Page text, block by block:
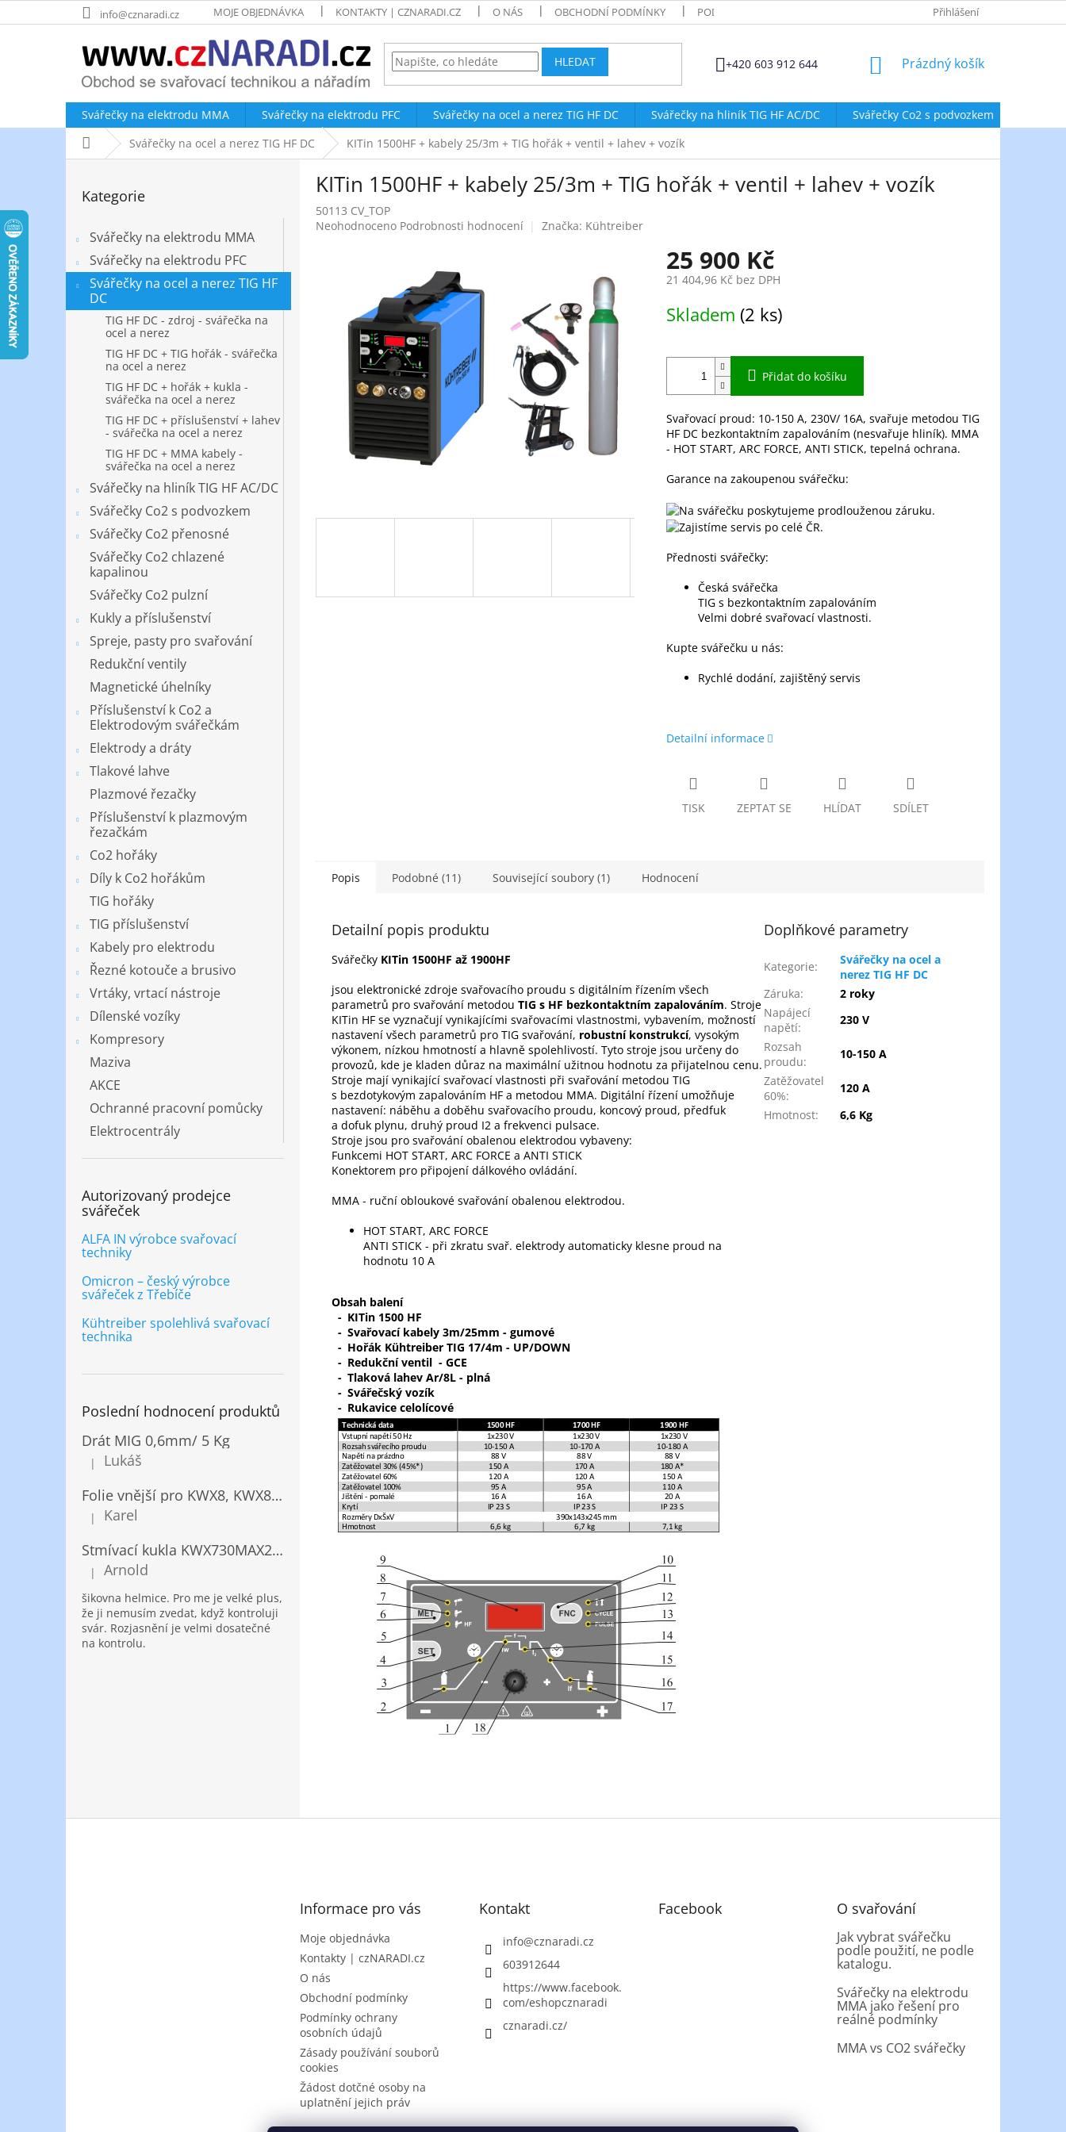
na
info@cznaradi.cz MOJE OBJEDNÁVKA KONTAKTY | CZNARADI.CZ O NÁS OBCHODNÍ PODMÍNKY PODMÍNKY OCHRANY OSOBNÍCH ÚDAJŮ ZÁSADY POUŽÍVÁNÍ
Přihlášení
HLEDAT +420 603 912 644
NÁKUPNÍ
Prázdný košík
Svářečky na elektrodu MMA Svářečky na elektrodu PFC Svářečky na ocel a nerez TIG HF DC Svářečky na hliník TIG HF AC/DC Svářečky Co2 s podvozkem
Domů Svářečky na ocel a nerez TIG HF DC KITin 1500HF + kabely 25/3m + TIG hořák + ventil + lahev + vozík
n
í
kategorie
Kategorie
Svářečky na elektrodu MMA
Svářečky na elektrodu PFC
Svářečky na ocel a nerez TIG HF
DC
TIG HF DC - zdroj - svářečka na
ocel a nerez
TIG HF DC + TIG hořák - svářečka
na ocel a nerez
TIG HF DC + hořák + kukla -
svářečka na ocel a nerez
TIG HF DC + příslušenství + lahev
- svářečka na ocel a nerez
TIG HF DC + MMA kabely -
svářečka na ocel a nerez
Svářečky na hliník TIG HF AC/DC
Svářečky Co2 s podvozkem
Svářečky Co2 přenosné
Svářečky Co2 chlazené
kapalinou
Svářečky Co2 pulzní
Kukly a příslušenství
Spreje, pasty pro svařování
Redukční ventily
Magnetické úhelníky
Příslušenství k Co2 a
Elektrodovým svářečkám
Elektrody a dráty
Tlakové lahve
Plazmové řezačky
Příslušenství k plazmovým
řezačkám
Co2 hořáky
Díly k Co2 hořákům
TIG hořáky
TIG příslušenství
Kabely pro elektrodu
Řezné kotouče a brusivo
Vrtáky, vrtací nástroje
Dílenské vozíky
Kompresory
Maziva
AKCE
Ochranné pracovní pomůcky
Elektrocentrály
Autorizovaný prodejce
svářeček
ALFA IN výrobce svařovací
techniky
Omicron – český výrobce
svářeček z Třebíče
Kühtreiber spolehlivá svařovací
technika
Poslední hodnocení produktů
Drát MIG 0,6mm/ 5 Kg
Hodnocení produktu je 5 z 5 hvězdiček.
|
Lukáš
Folie vnější pro KWX8, KWX820/ 10ks
Hodnocení produktu je 5 z 5 hvězdiček.
|
Karel
Stmívací kukla KWX730MAX2,5!® + NANOClean
Hodnocení produktu je 5 z 5 hvězdiček.
| Arnold
šikovna helmice. Pro me je velké plus,
že ji nemusím zvedat, když kontroluji
svár. Rozjasnění je velmi dosatečné
na kontrolu.
KITin 1500HF + kabely 25/3m + TIG hořák + ventil + lahev + vozík
50113 CV_TOP
Průměrné
hvězdiček.
Neohodnoceno Podrobnosti hodnocení Značka: Kühtreiber
25 900 Kč
21 404,96 Kč bez DPH
cena:
Skladem (2 ks)
Přidat do košíku
Svařovací proud: 10-150 A, 230V/ 16A, svařuje metodou TIG
HF DC bezkontaktním zapalováním (nesvařuje hliník). MMA
- HOT START, ARC FORCE, ANTI STICK, tepelná ochrana.
Garance na zakoupenou svářečku:
Přednosti svářečky:
Česká svářečka
TIG s bezkontaktním zapalováním
Velmi dobré svařovací vlastnosti.
Kupte svářečku u nás:
Rychlé dodání, zajištěný servis
Detailní informace
TISK ZEPTAT SE HLÍDAT SDÍLET
Popis Podobné (11) Související soubory (1) Hodnocení
Detailní popis produktu
Svářečky KITin 1500HF až 1900HF
jsou elektronické zdroje svařovacího proudu s digitálním řízením všech
parametrů pro svařování metodou TIG s HF bezkontaktním zapalováním. Stroje
KITin HF se vyznačují vynikajícími svařovacími vlastnostmi, vybavením, možností
nastavení všech parametrů pro TIG svařování, robustní konstrukcí, vysokým
výkonem, nízkou hmotností a hlavně spolehlivostí. Tyto stroje jsou určeny do
provozů, kde je kladen důraz na maximální užitnou hodnotu za přijatelnou cenu.
Stroje mají vynikající svařovací vlastnosti při svařování metodou TIG
s bezdotykovým zapalováním HF a metodou MMA. Digitální řízení umožňuje
nastavení: náběhu a doběhu svařovacího proudu, koncový proud, předfuk
a dofuk plynu, druhý proud I2 a frekvenci pulsace.
Stroje jsou pro svařování obalenou elektrodou vybaveny:
Funkcemi HOT START, ARC FORCE a ANTI STICK
Konektorem pro připojení dálkového ovládání.
MMA - ruční obloukové svařování obalenou elektrodou.
HOT START, ARC FORCE
ANTI STICK - při zkratu svař. elektrody automaticky klesne proud na
hodnotu 10 A
Obsah balení
- KITin 1500 HF
- Svařovací kabely 3m/25mm - gumové
- Hořák Kühtreiber TIG 17/4m - UP/DOWN
- Redukční ventil - GCE
- Tlaková lahev Ar/8L - plná
- Svářečský vozík
- Rukavice celolícové
Doplňkové parametry
Kategorie:
Svářečky na ocel a
nerez TIG HF DC
Záruka:
2 roky
Napájecí
napětí:
230 V
Rozsah
proudu:
10-150 A
Zatěžovatel
60%:
120 A
Hmotnost: 6,6 Kg
Informace pro vás
Moje objednávka
Kontakty | czNARADI.cz
O nás
Obchodní podmínky
Podmínky ochrany
osobních údajů
Zásady používání souborů
cookies
Žádost dotčné osoby na
uplatnění jejich práv
Kontakt
info@cznaradi.cz
603912644
https://www.facebook.
com/eshopcznaradi
cznaradi.cz/
Facebook O svařování
Jak vybrat svářečku
podle použití, ne podle
katalogu.
Svářečky na elektrodu
MMA jako řešení pro
reálné podmínky
MMA vs CO2 svářečky